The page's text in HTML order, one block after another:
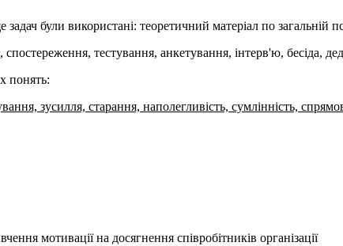
були використані: теоретичний матеріал по загальній
тестування, анкетування, інтерв'ю, бесіда,
понять:
зусилля, старання, наполегливість, сумлінність,
мотивації на досягнення співробітників організації